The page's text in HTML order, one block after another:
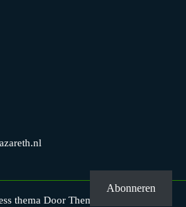
thema Door Themesglance
Abonneren